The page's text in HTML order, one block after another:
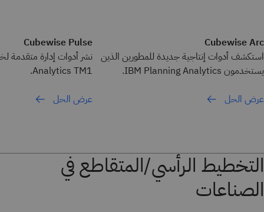
Cubewise Arc
استكشف أدوات إنتاجية جديدة للمطورين الذين
يستخدمون IBM Planning Analytics.
عرض الحل
Cubewise Pulse
Analytics TM1.
عرض الحل
التخطيط الرأسي/المتقاطع في
الصناعات